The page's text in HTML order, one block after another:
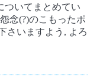
ついてまとめてい
念(?)のこもったポ
さいますよう, よろ